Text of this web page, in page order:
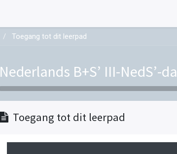
Toegang tot dit leerpad
Nederlands B+S’ III-NedS’-da
Toegang tot dit leerpad